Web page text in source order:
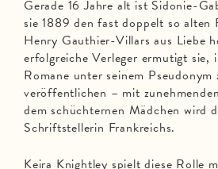
Gerade 16 Jahre alt ist Sidonie-
sie 1889 den fast doppelt so alten
Henry Gauthier-Villars aus Liebe
erfolgreiche Verleger ermutigt sie,
Romane unter seinem Pseudonym
veröffentlichen – mit
dem schüchternen Mädchen wird
Schriftstellerin Frankreichs.
Keira Knightley spielt diese Rolle